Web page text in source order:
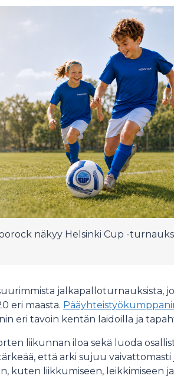
näkyy Helsinki Cup -
jalkapalloturnauksista,
eri maasta.
eri tavoin kentän laidoilla ja
liikunnan iloa sekä luoda
että arki sujuu vaivattomasti
kuten liikkumiseen, leikkimiseen